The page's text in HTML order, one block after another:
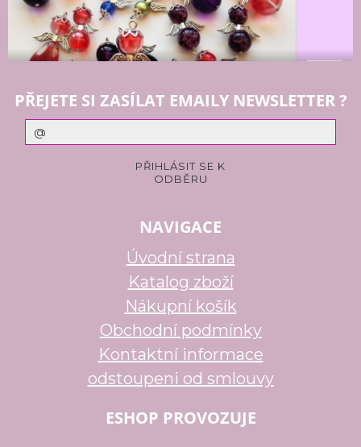
PŘEJETE SI ZASÍLAT EMAILY NEWSLETTER ?
NAVIGACE
Úvodní strana
Katalog zboží
Nákupní košík
Obchodní podmínky
Kontaktní informace
odstoupeni od smlouvy
ESHOP PROVOZUJE